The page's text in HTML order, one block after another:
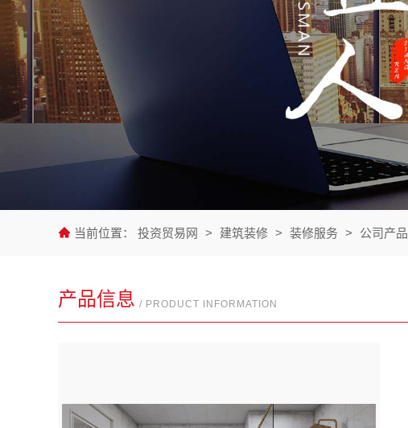
当前位置： 投资贸易网 > 建筑装修 > 装修服务 > 公司产品
产品信息 / PRODUCT INFORMATION